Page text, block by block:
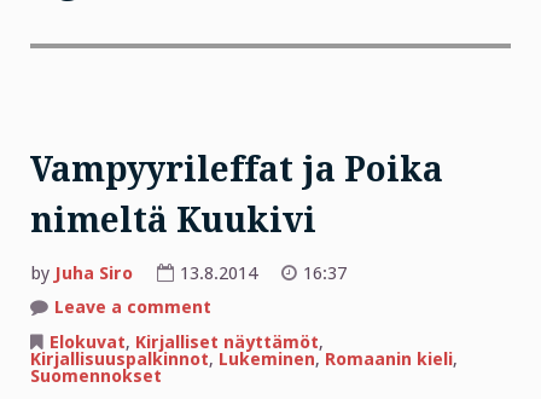
Vampyyrileffat ja Poika
nimeltä Kuukivi
by Juha Siro 13.8.2014
16:37
Leave a comment
ja
Poika
nimeltä
Elokuvat, Kirjalliset näyttämöt,
Kirjallisuuspalkinnot, Lukeminen, Romaanin kieli,
Suomennokset